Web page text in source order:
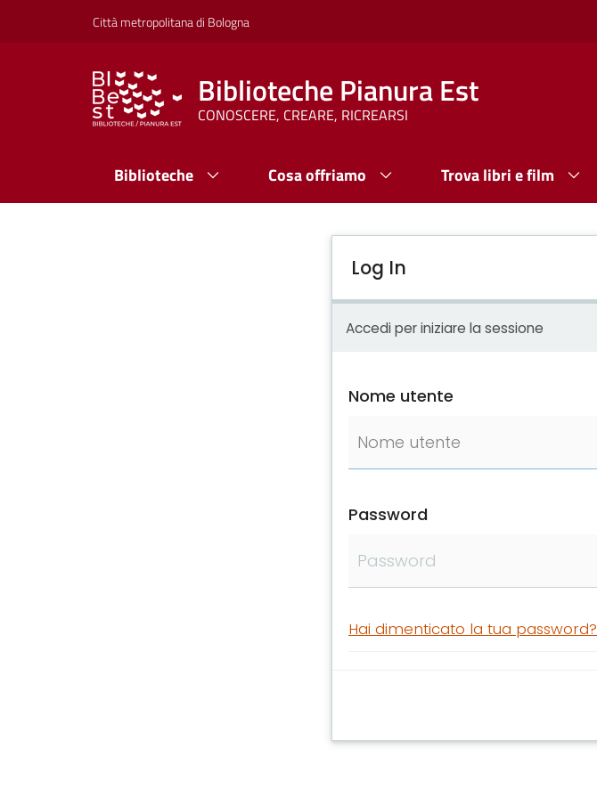
Città metropolitana di Bologna
Biblioteche Pianura Est
CONOSCERE, CREARE, RICREARSI
Biblioteche Cosa offriamo Trova libri e film
Log In
Accedi per iniziare la sessione
Nome utente
Password
Hai dimenticato la tua password?